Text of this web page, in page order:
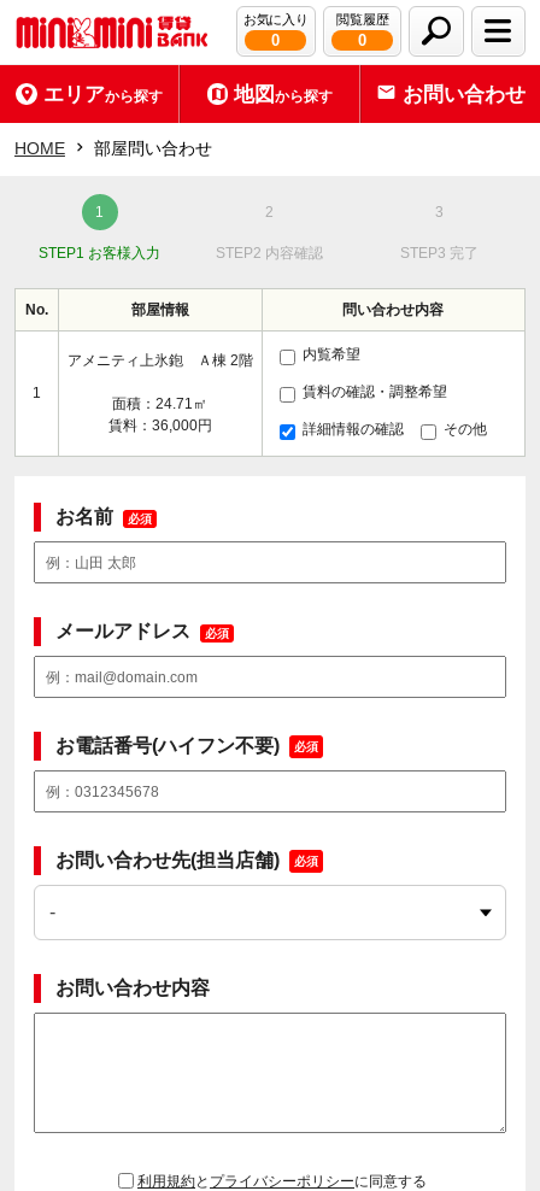
お気に入り
0
閲覧履歴
0
エリアから探す 地図から探す お問い合わせ
HOME 部屋問い合わせ
STEP1 お客様入力 STEP2 内容確認 STEP3 完了
No. 部屋情報 問い合わせ内容
1
アメニティ上氷鉋 Ａ棟 2階
面積：24.71㎡
賃料：36,000円
内覧希望
賃料の確認・調整希望
詳細情報の確認 その他
お名前 必須
メールアドレス 必須
お電話番号(ハイフン不要) 必須
お問い合わせ先(担当店舗) 必須
お問い合わせ内容
利用規約と プライバシーポリシーに同意する